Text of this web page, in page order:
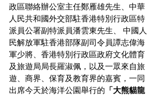
政區聯絡辦公室主任鄭雁雄先生、中華
人民共和國外交部駐香港特別行政區特
派員公署副特派員潘雲東先生、 中國人
民解放軍駐香港部隊副司令員譚志偉海
軍少將、香港特別行政區政府文化體育
及旅遊局局長羅淑佩，以及一眾來自旅
遊、商界、保育及教育界的嘉賓，一同
出席今天於海洋公園舉行的 「大熊貓龍